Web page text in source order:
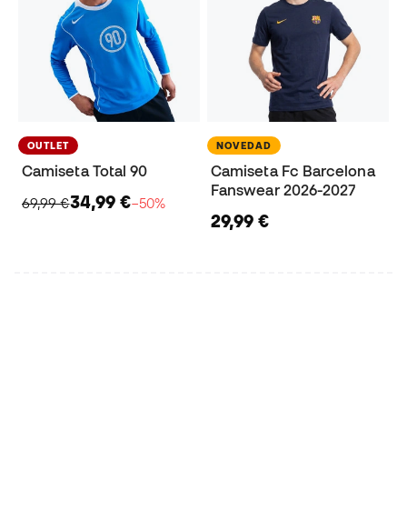
OUTLET
Camiseta Total 90
69,99 €34,99 €−50%
NOVEDAD
Camiseta Fc Barcelona
Fanswear 2026-2027
29,99 €